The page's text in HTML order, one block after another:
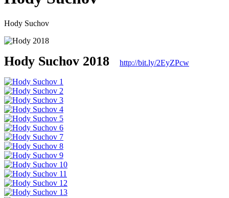
Hody Suchov
Hody Suchov 2018 http://bit.ly/2EyZPcw